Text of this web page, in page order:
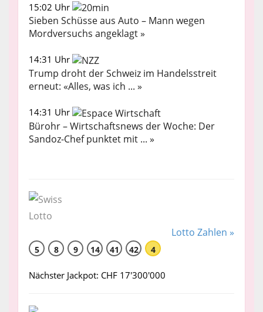
15:02 Uhr
Sieben Schüsse aus Auto – Mann wegen
Mordversuchs angeklagt »
14:31 Uhr
Trump droht der Schweiz im Handelsstreit
erneut: «Alles, was ich ... »
14:31 Uhr
Bürohr – Wirtschaftsnews der Woche: Der
Sandoz-Chef punktet mit ... »
Lotto Zahlen »
5 8 9 14 41 42 4
Nächster Jackpot: CHF 17'300'000